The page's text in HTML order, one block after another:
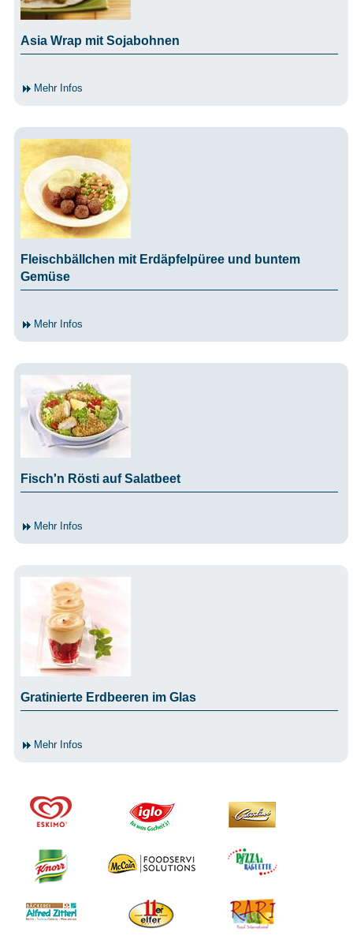
Asia Wrap mit Sojabohnen
Mehr Infos
Fleischbällchen mit Erdäpfelpüree und buntem
Gemüse
Mehr Infos
Fisch'n Rösti auf Salatbeet
Mehr Infos
Gratinierte Erdbeeren im Glas
Mehr Infos